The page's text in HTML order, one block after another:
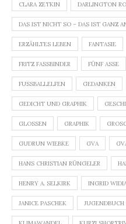
CLARA ZETKIN DARLINGTON
DAS IST NICHT SO – DAS IST GANZ
ERZÄHLTES LEBEN FANTASIE
FRITZ FASSBINDER FÜNF ASSE
FUSSBALLELFEN GEDANKEN
GEDICHT UND GRAPHIK
GLOSSEN GRAPHIK
GUDRUN WIEBKE GVA
HANS CHRISTIAN RÜNGELER
HENRY A. SELKIRK INGRID
JANICE PASCHEK JUGENDBUCH